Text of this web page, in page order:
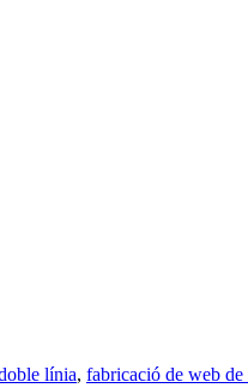
línia, fabricació de web